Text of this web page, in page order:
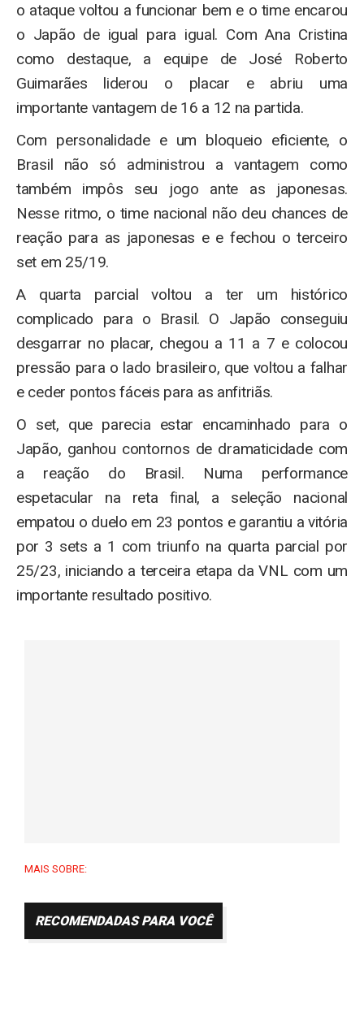
o ataque voltou a funcionar bem e o time encarou
o Japão de igual para igual. Com Ana Cristina
como destaque, a equipe de José Roberto
Guimarães liderou o placar e abriu uma
importante vantagem de 16 a 12 na partida.
Com personalidade e um bloqueio eficiente, o
Brasil não só administrou a vantagem como
também impôs seu jogo ante as japonesas.
Nesse ritmo, o time nacional não deu chances de
reação para as japonesas e e fechou o terceiro
set em 25/19.
A quarta parcial voltou a ter um histórico
complicado para o Brasil. O Japão conseguiu
desgarrar no placar, chegou a 11 a 7 e colocou
pressão para o lado brasileiro, que voltou a falhar
e ceder pontos fáceis para as anfitriãs.
O set, que parecia estar encaminhado para o
Japão, ganhou contornos de dramaticidade com
a reação do Brasil. Numa performance
espetacular na reta final, a seleção nacional
empatou o duelo em 23 pontos e garantiu a vitória
por 3 sets a 1 com triunfo na quarta parcial por
25/23, iniciando a terceira etapa da VNL com um
importante resultado positivo.
MAIS SOBRE:
RECOMENDADAS PARA VOCÊ